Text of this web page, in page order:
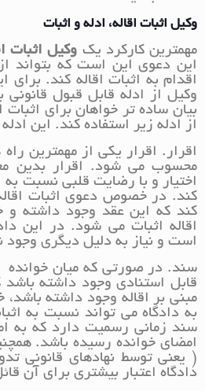
وکیل اثبات اقاله، ادله و اثبات
مهمترین کارکرد یک وکیل اثبات
این دعوی این است که بتواند
اقدام به اثبات اقاله کند. برای
وکیل از ادله قابل قبول قانونی
بیان ساده تر خواهان برای اثبات
از ادله زیر استفاده کند. این
اقرار. اقرار یکی از مهمترین
محسوب می شود. اقرار بدین
اختیار و با رضایت قلبی نسبت به
کند. در خصوص دعوی اثبات اقاله
کند که این عقد وجود داشته و
اقاله اثبات می شود. در این
است و نیاز به دلیل دیگری وجود
سند. در صورتی که میان
قابل استنادی وجود داشته
مبنی بر اقاله وجود داشته باشد،
به دادگاه می تواند نسبت به
سند زمانی رسمیت دارد که به
امضای خوانده رسیده باشد.
( یعنی توسط نهادهای قانونی
دادگاه اعتبار بیشتری برای آن